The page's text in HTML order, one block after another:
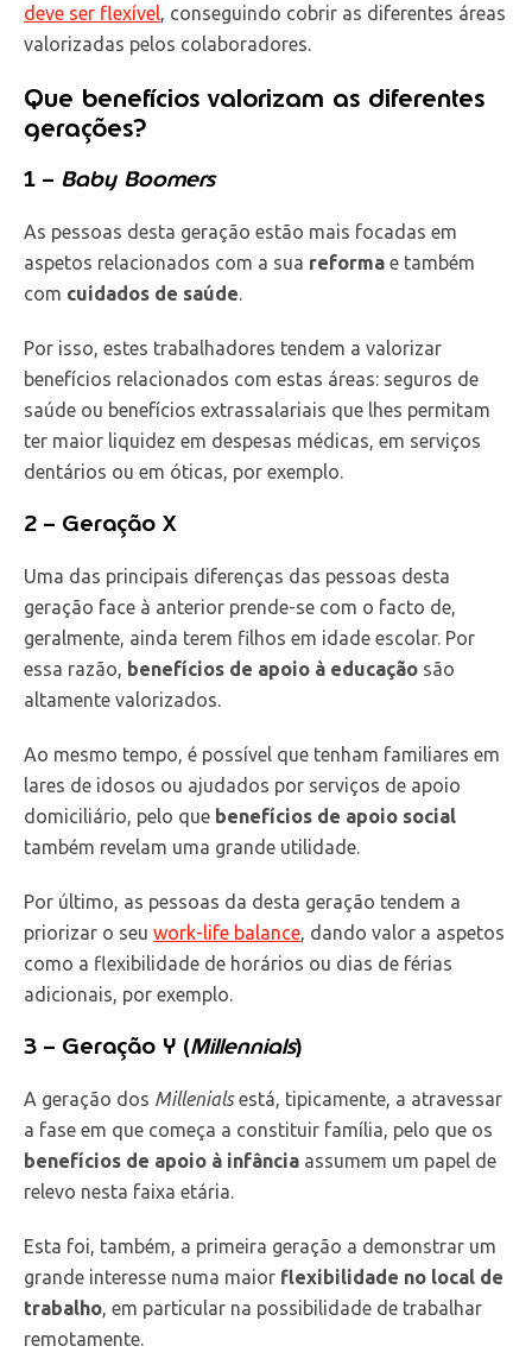
deve ser flexível
, conseguindo cobrir as diferentes áreas
valorizadas pelos colaboradores.
Que benefícios valorizam as diferentes
gerações?
1 – Baby Boomers
As pessoas desta geração estão mais focadas em
aspetos relacionados com a sua reforma e também
com cuidados de saúde
Por isso, estes trabalhadores tendem a valorizar
benefícios relacionados com estas áreas: seguros de
saúde ou benefícios extrassalariais que lhes permitam
ter maior liquidez em despesas médicas, em serviços
dentários ou em óticas, por exemplo.
2 – Geração X
Uma das principais diferenças das pessoas desta
geração face à anterior prende-se com o facto de,
geralmente, ainda terem filhos em idade escolar. Por
essa razão, benefícios de apoio à educação são
altamente valorizados.
Ao mesmo tempo, é possível que tenham familiares em
lares de idosos ou ajudados por serviços de apoio
domiciliário, pelo que benefícios de apoio social
também revelam uma grande utilidade.
Por último, as pessoas da desta geração tendem a
priorizar o seu work-life balance , dando valor a aspetos
como a flexibilidade de horários ou dias de férias
adicionais, por exemplo.
3 – Geração Y (Millennials)
A geração dos Millenialsestá, tipicamente, a atravessar
a fase em que começa a constituir família, pelo que os
benefícios de apoio à infância assumem um papel de
relevo nesta faixa etária.
Esta foi, também, a primeira geração a demonstrar um
grande interesse numa maior flexibilidade no local de
trabalho , em particular na possibilidade de trabalhar
remotamente.